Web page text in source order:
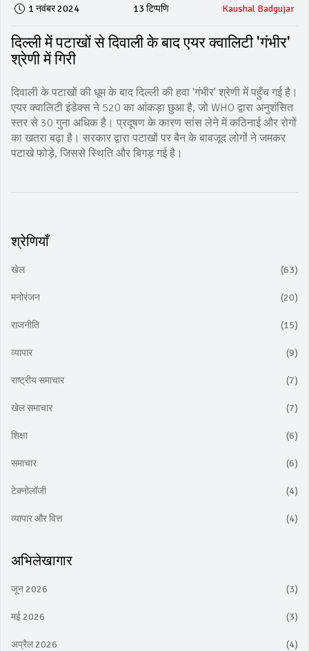
1 नवंबर 2024 13 टिप्पणि Kaushal Badgujar
दिल्ली में पटाखों से दिवाली के बाद एयर क्वालिटी 'गंभीर'
श्रेणी में गिरी
दिवाली के पटाखों की धूम के बाद दिल्ली की हवा 'गंभीर' श्रेणी में पहुँच गई है।
एयर क्वालिटी इंडेक्स ने 520 का आंकड़ा छुआ है, जो WHO द्वारा अनुशंसित
स्तर से 30 गुना अधिक है। प्रदूषण के कारण सांस लेने में कठिनाई और रोगों
का खतरा बढ़ा है। सरकार द्वारा पटाखों पर बैन के बावजूद लोगों ने जमकर
पटाखे फोड़े, जिससे स्थिति और बिगड़ गई है।
श्रेणियाँ
खेल (63)
मनोरंजन (20)
राजनीति (15)
व्यापार (9)
राष्ट्रीय समाचार (7)
खेल समाचार (7)
शिक्षा (6)
समाचार (6)
टेक्नोलॉजी (4)
व्यापार और वित्त (4)
अभिलेखागार
जून 2026 (3)
मई 2026 (3)
अप्रैल 2026 (4)